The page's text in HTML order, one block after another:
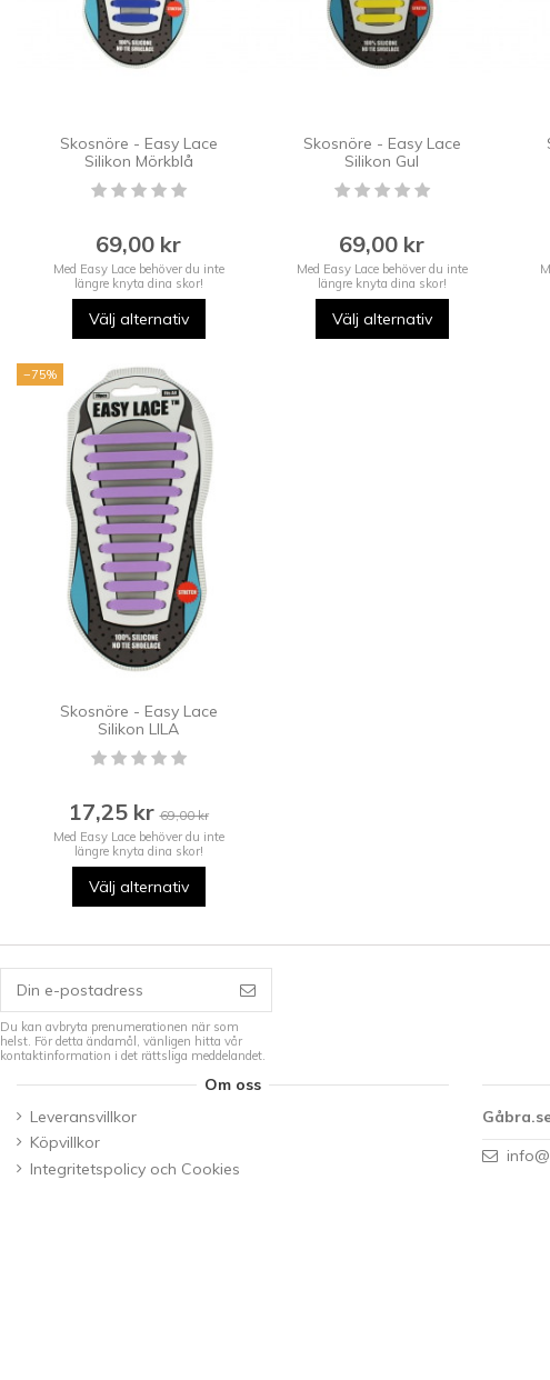
Skosnöre - Easy Lace
Silikon Mörkblå
69,00 kr
Med Easy Lace behöver du inte
längre knyta dina skor!
Välj alternativ
Skosnöre - Easy Lace
Silikon Gul
69,00 kr
Med Easy Lace behöver du inte
längre knyta dina skor!
Välj alternativ
−75%
Skosnöre - Easy Lace
Silikon LILA
17,25 kr69,00 kr
Med Easy Lace behöver du inte
längre knyta dina skor!
Välj alternativ
Du kan avbryta prenumerationen när som
helst. För detta ändamål, vänligen hitta vår
kontaktinformation i det rättsliga meddelandet.
Om oss
Leveransvillkor
Köpvillkor
Integritetspolicy och Cookies